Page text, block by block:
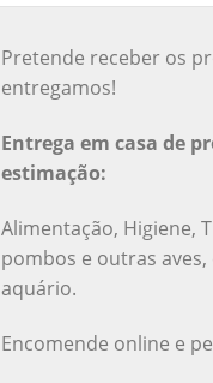
Pretende receber os
entregamos!
Entrega em casa de
estimação:
Alimentação, Higiene,
pombos e outras
aquário.
Encomende online e